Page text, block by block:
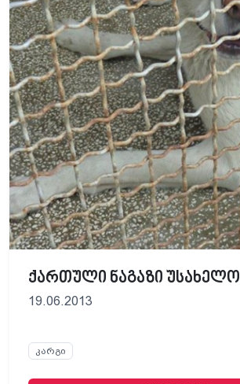
ქართული ნაგაზი უსახელო
19.06.2013
კარგი